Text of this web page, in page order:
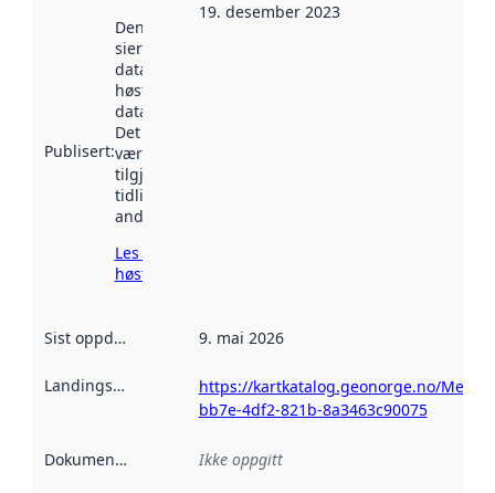
Publisert:
Denne datoen
sier når
datasettet ble
høstet av
data.norge.no.
Det kan ha
vært
tilgjengelig
tidligere
andre steder.
Les mer om
høsting her
19. desember 2023
Sist oppdatert 9. mai 2026
Landingsside
https://kartkatalog.geonorge.no/
bb7e-4df2-821b-8a3463c90075
Dokumentasjon Ikke oppgitt